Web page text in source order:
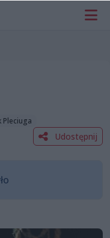
Pleciuga
Udostępnij